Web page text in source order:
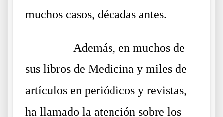
muchos casos, décadas antes.
Además, en muchos de
sus libros de Medicina y miles de
artículos en periódicos y revistas,
ha llamado la atención sobre los